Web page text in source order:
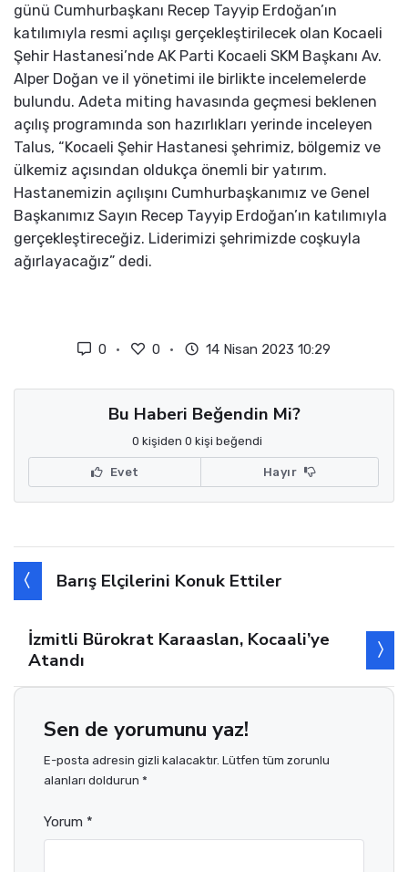
günü Cumhurbaşkanı Recep Tayyip Erdoğan’ın
katılımıyla resmi açılışı gerçekleştirilecek olan Kocaeli
Şehir Hastanesi’nde AK Parti Kocaeli SKM Başkanı Av.
Alper Doğan ve il yönetimi ile birlikte incelemelerde
bulundu. Adeta miting havasında geçmesi beklenen
açılış programında son hazırlıkları yerinde inceleyen
Talus, “Kocaeli Şehir Hastanesi şehrimiz, bölgemiz ve
ülkemiz açısından oldukça önemli bir yatırım.
Hastanemizin açılışını Cumhurbaşkanımız ve Genel
Başkanımız Sayın Recep Tayyip Erdoğan’ın katılımıyla
gerçekleştireceğiz. Liderimizi şehrimizde coşkuyla
ağırlayacağız” dedi.
0 0 14 Nisan 2023 10:29
Bu Haberi Beğendin Mi?
0 kişiden 0 kişi beğendi
Evet Hayır
Barış Elçilerini Konuk Ettiler
İzmitli Bürokrat Karaaslan, Kocaali’ye
Atandı
Sen de yorumunu yaz!
E-posta adresin gizli kalacaktır. Lütfen tüm zorunlu
alanları doldurun *
Yorum *